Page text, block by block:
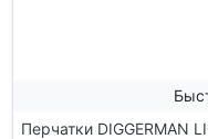
Перчатки DIGGERMAN